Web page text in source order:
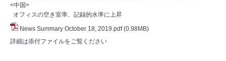
<中国>
オフィスの空き室率、記録的水準に上昇
News Summary October 18, 2019.pdf (0.98MB)
詳細は添付ファイルをご覧ください